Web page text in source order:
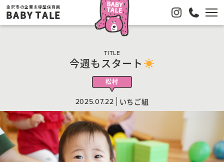
金沢市の企業主導型保育園
BABY TALE
TITLE
今週もスタート
松村
2025.07.22 いちご組